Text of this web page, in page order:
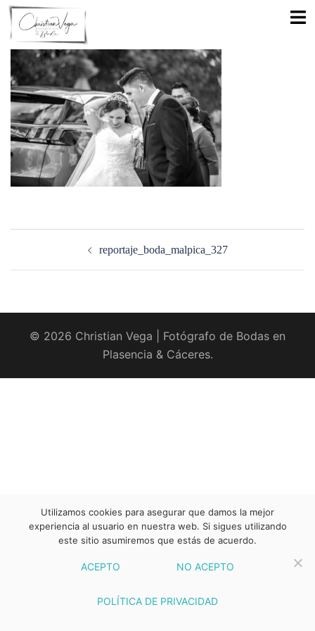
Saltar
contenido
reportaje_boda_malpica_327
© 2026 Christian Vega | Fotógrafo de Bodas en
Plasencia & Cáceres.
Utilizamos cookies para asegurar que damos la mejor
experiencia al usuario en nuestra web. Si sigues utilizando
este sitio asumiremos que estás de acuerdo.
ACEPTO NO ACEPTO
POLÍTICA DE PRIVACIDAD